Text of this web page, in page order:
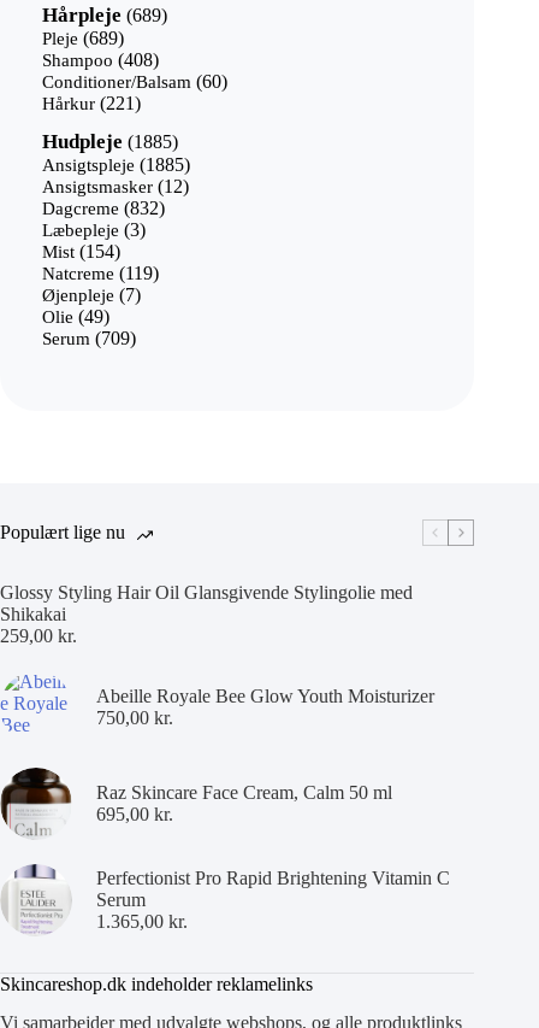
Hårpleje 689689
Pleje 689689
varer
Shampoo 408408
varer
Conditioner/Balsam 6060
Hårkur 221221
Hudpleje 18851885
varer
Ansigtspleje 18851885
varer
Ansigtsmasker 1212
Dagcreme 832832
Læbepleje 33
Mist 154154
varer
Natcreme 119119
Øjenpleje 77
Olie 4949
varer
Serum 709709
Populært lige nu
Glossy Styling Hair Oil Glansgivende Stylingolie med
Shikakai
259,00 kr.
Abeille Royale Bee Glow Youth Moisturizer
750,00 kr.
Raz Skincare Face Cream, Calm 50 ml
695,00 kr.
Perfectionist Pro Rapid Brightening Vitamin C
Serum
1.365,00 kr.
Skincareshop.dk indeholder reklamelinks
Vi samarbejder med udvalgte webshops, og alle produktlinks